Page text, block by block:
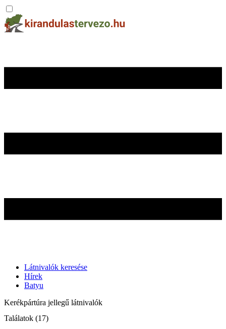
Látnivalók keresése
Hírek
Batyu
Kerékpártúra jellegű látnivalók
Találatok (17)